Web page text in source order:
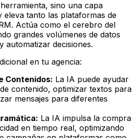
sino una capa
eleva tanto las plataformas de
Actúa como el cerebro del
grandes volúmenes de datos
automatizar decisiones.
en tu agencia:
Contenidos: La IA puede ayudar
contenido, optimizar textos para
mensajes para diferentes
La IA impulsa la compra
en tiempo real, optimizando